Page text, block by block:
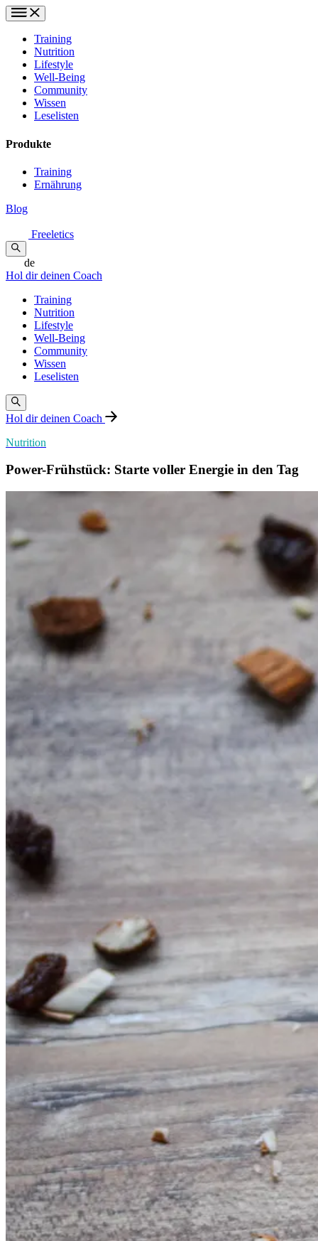
Training
Nutrition
Lifestyle
Well-Being
Community
Wissen
Leselisten
Produkte
Training
Ernährung
Blog
Freeletics
de
Hol dir deinen Coach
Training
Nutrition
Lifestyle
Well-Being
Community
Wissen
Leselisten
Hol dir deinen Coach
Nutrition
Power-Frühstück: Starte voller Energie in den Tag